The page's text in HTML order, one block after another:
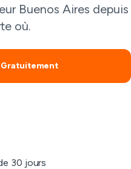
Buenos Aires depuis
où.
Gratuitement
30 jours